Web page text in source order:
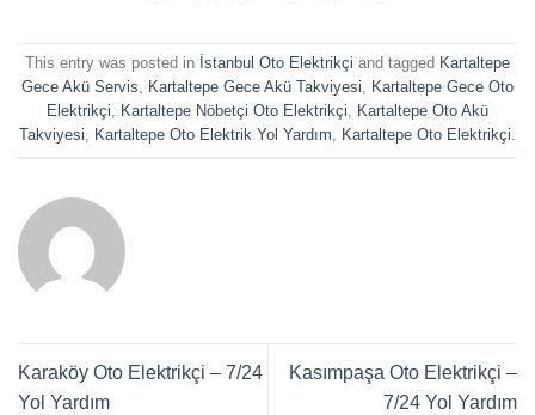
This entry was posted in İstanbul Oto Elektrikçi and tagged Kartaltepe
Gece Akü Servis, Kartaltepe Gece Akü Takviyesi, Kartaltepe Gece Oto
Elektrikçi, Kartaltepe Nöbetçi Oto Elektrikçi, Kartaltepe Oto Akü
Takviyesi, Kartaltepe Oto Elektrik Yol Yardım, Kartaltepe Oto Elektrikçi.
Karaköy Oto Elektrikçi – 7/24
Yol Yardım
Kasımpaşa Oto Elektrikçi –
7/24 Yol Yardım